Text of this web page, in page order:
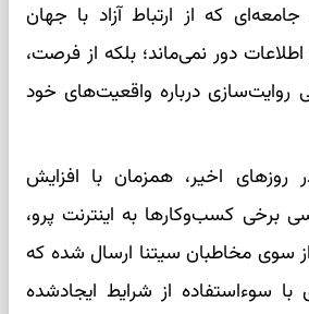
که از ارتباط آزاد با جهان
دور نمی‌ماند؛ بلکه از فرصت،
روایت‌سازی درباره واقعیت‌های خود
روزهای اخیر، همزمان با افزایش
برخی کسب‌وکارها به اینترنت پرو،
سوی مخاطبان سیتنا ارسال شده که
سوءاستفاده از شرایط ایجادشده